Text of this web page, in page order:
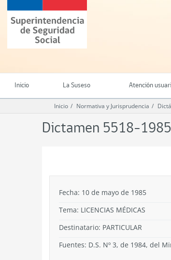
contenido
principal
Superintendencia
de
Seguridad
(SUSESO)
Chile
Inicio La Suseso Atención
Inicio Normativa y Jurisprudencia
Dictamen 5518-1985
Fecha: 10 de mayo de 1985
Tema: LICENCIAS MÉDICAS
Destinatario: PARTICULAR
Fuentes: D.S. Nº 3, de 1984, del